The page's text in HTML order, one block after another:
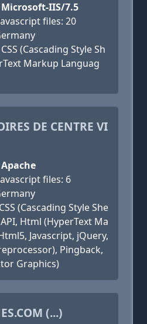
IIS/7.5
files: 20
(Cascading Style Sh
Markup Languag
DE CENTRE VI
files: 6
(Cascading Style She
Html (HyperText Ma
Javascript, jQuery,
Pingback,
Graphics)
(...)